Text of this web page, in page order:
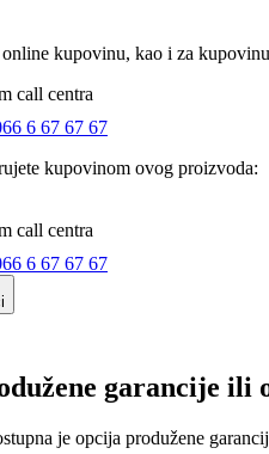
kupovinu, kao i za
call centra
6 67 67 67
kupovinom ovog proizvoda:
call centra
6 67 67 67
garancije ili
je opcija produžene